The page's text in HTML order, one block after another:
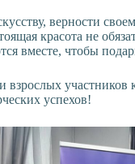
верности
красота не
вместе, чтобы
участников
успехов!